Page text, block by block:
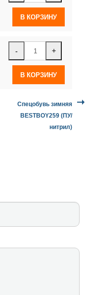
- +
Спецобувь зимняя
BESTBOY259 (ПУ/
нитрил)